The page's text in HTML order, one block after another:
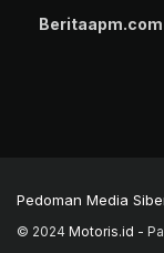
Beritaapm.com
Pedoman Media
© 2024 Motoris.id -